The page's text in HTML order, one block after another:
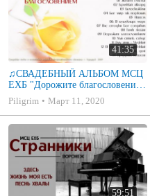
41:35
♫СВАДЕБНЫЙ АЛЬБОМ МСЦ
ЕХБ "Дорожите благословением
- Христианские песни.
Музыкальный диск. Псалмы
Piligrim Март 11, 2020
59:51